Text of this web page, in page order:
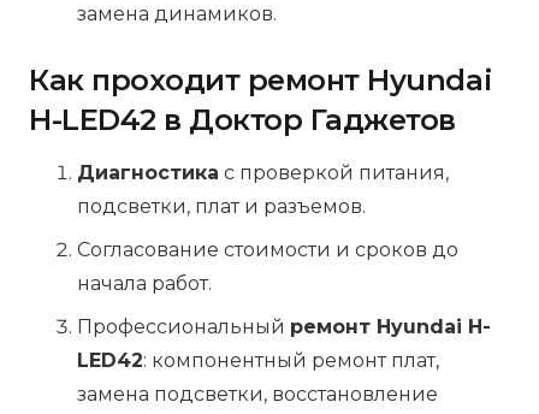
замена динамиков.
Как проходит ремонт Hyundai
H-LED42 в Доктор Гаджетов
Диагностика с проверкой питания,
подсветки, плат и разъемов.
Согласование стоимости и сроков до
начала работ.
Профессиональный ремонт Hyundai H-
LED42: компонентный ремонт плат,
замена подсветки, восстановление